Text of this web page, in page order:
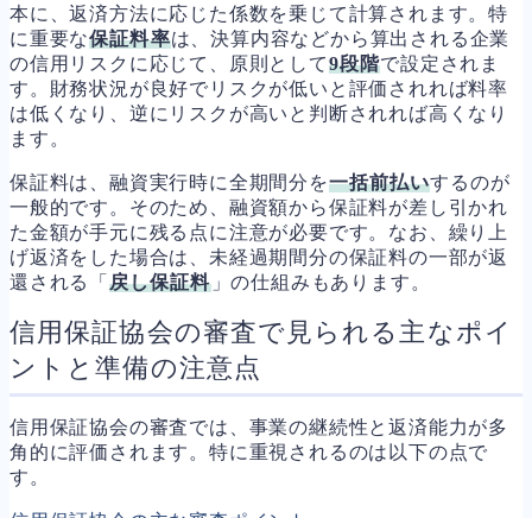
本に、返済方法に応じた係数を乗じて計算されます。特
に重要な保証料率は、決算内容などから算出される企業
の信用リスクに応じて、原則として9段階で設定されま
す。財務状況が良好でリスクが低いと評価されれば料率
は低くなり、逆にリスクが高いと判断されれば高くなり
ます。
保証料は、融資実行時に全期間分を一括前払いするのが
一般的です。そのため、融資額から保証料が差し引かれ
た金額が手元に残る点に注意が必要です。なお、繰り上
げ返済をした場合は、未経過期間分の保証料の一部が返
還される「 戻し保証料」の仕組みもあります。
信用保証協会の審査で見られる主なポイ
ントと準備の注意点
信用保証協会の審査では、事業の継続性と返済能力が多
角的に評価されます。特に重視されるのは以下の点で
す。